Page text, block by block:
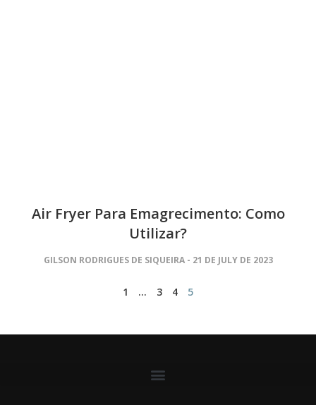
Air Fryer Para Emagrecimento: Como
Utilizar?
GILSON RODRIGUES DE SIQUEIRA 21 DE JULY DE 2023
1 … 3 4 5